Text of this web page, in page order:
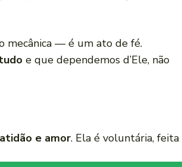
mecânica — é um ato de fé.
e que dependemos d’Ele, não
e amor. Ela é voluntária,